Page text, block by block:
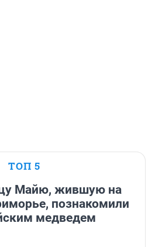
ТОП 5
Майю, жившую на
познакомили
медведем